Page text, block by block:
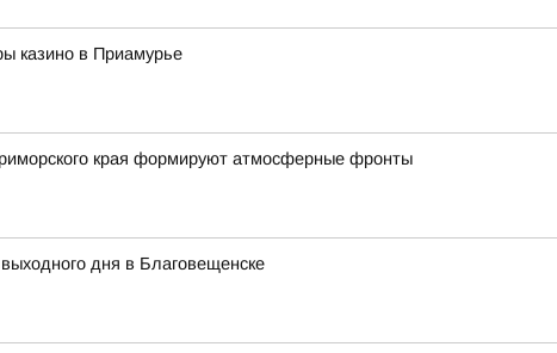
казино в Приамурье
края формируют атмосферные фронты
дня в Благовещенске